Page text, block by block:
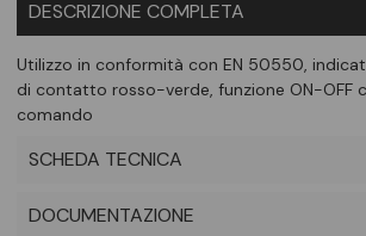
DESCRIZIONE COMPLETA
Utilizzo in conformità con EN 50550,
di contatto rosso-verde, funzione ON-OFF
comando
SCHEDA TECNICA
DOCUMENTAZIONE